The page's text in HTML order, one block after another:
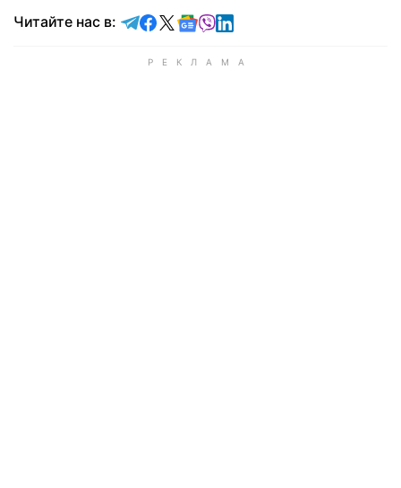
Читайте нас в: Читайте в Telegram
Читайте в Facebook
Читайте в X
Читайте в Google news
Читайте в Viber
Читайте в LinkedIn